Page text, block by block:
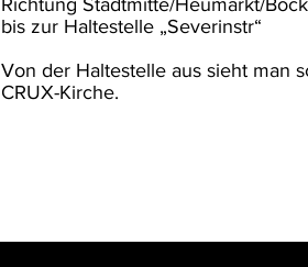
Richtung Stadtmitte/Heumarkt/
bis zur Haltestelle „Severinstr“
Von der Haltestelle aus sieht man
CRUX-Kirche.